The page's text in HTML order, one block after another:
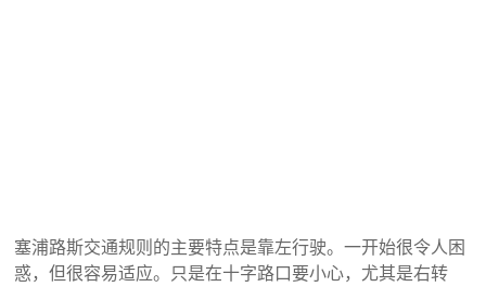
塞浦路斯交通规则的主要特点是靠左行驶。一开始很令人困
惑，但很容易适应。只是在十字路口要小心，尤其是右转